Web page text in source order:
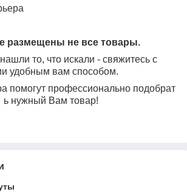
размещены не все товары.
то, что искали - свяжитесь с
удобным вам способом.
помогут профессионально подобрат
ь нужный Вам товар!